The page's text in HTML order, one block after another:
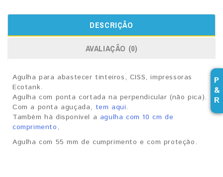
DESCRIÇÃO
AVALIAÇÃO (0)
Agulha para abastecer tinteiros, CISS, impressoras
Ecotank.
Agulha com ponta cortada na perpendicular (não pica).
Com a ponta aguçada, tem aqui.
Também há disponível a agulha com 10 cm de
comprimento,
Agulha com 55 mm de cumprimento e com proteção.
P
&
R